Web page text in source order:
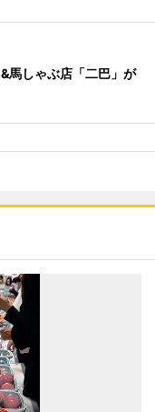
馬しゃぶ店「二巴」が